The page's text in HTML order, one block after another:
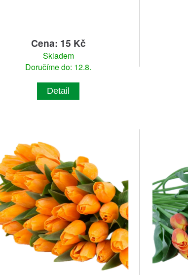
Cena: 15 Kč
Skladem
Doručíme do: 12.8.
Detail